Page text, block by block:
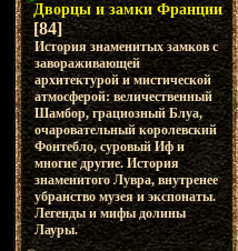
Дворцы и замки Франции
[84]
История знаменитых замков с
завораживающей
архитектурой и мистической
атмосферой: величественный
Шамбор, грациозный Блуа,
очаровательный королевский
Фонтебло, суровый Иф и
многие другие. История
знаменитого Лувра, внутренее
убранство музея и экспонаты.
Легенды и мифы долины
Лауры.